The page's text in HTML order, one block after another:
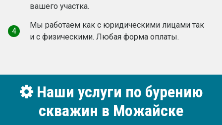
вашего участка.
4
Мы работаем как c юридическими лицами так
и с физическими. Любая форма оплаты.
Наши услуги по бурению
скважин в Можайске